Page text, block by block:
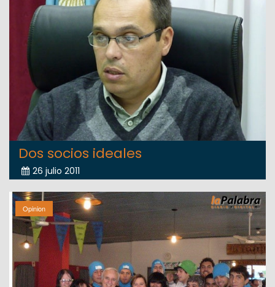
Dos socios ideales
26 julio 2011
Opinion